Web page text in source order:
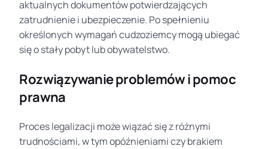
aktualnych dokumentów potwierdzających
zatrudnienie i ubezpieczenie. Po spełnieniu
określonych wymagań cudzoziemcy mogą ubiegać
się o stały pobyt lub obywatelstwo.
Rozwiązywanie problemów i pomoc
prawna
Proces legalizacji może wiązać się z różnymi
trudnościami, w tym opóźnieniami czy brakiem